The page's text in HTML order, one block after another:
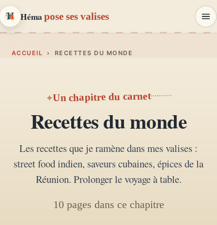
Hémapose ses valises
Hémapose ses valises
01 Carnets de voyage
Provence, Paris, Marseille…
03 Mode et style
Looks, dressing, inspirations
ACCUEIL › RECETTES DU MONDE
Un chapitre du carnet
Recettes du monde
Les recettes que je ramène dans mes valises :
street food indien, saveurs cubaines, épices de la
Réunion. Prolonger le voyage à table.
10 pages dans ce chapitre